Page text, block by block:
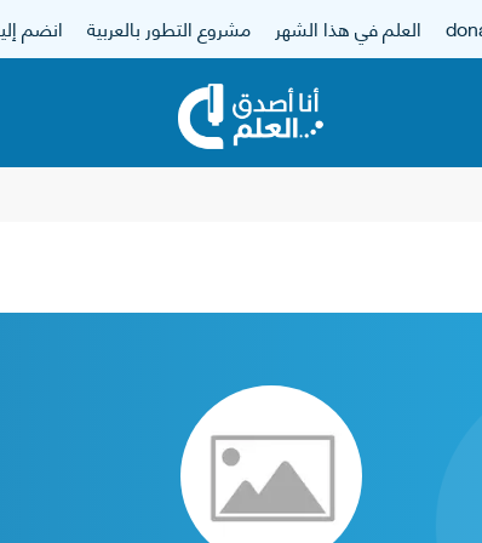
العلم في هذا الشهر مشروع التطور بالعربية انضم